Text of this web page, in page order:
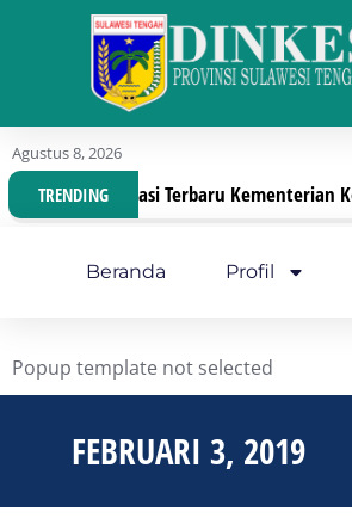
Agustus 8, 2026
TRENDING
Kementerian Kesehatan Juli 30, 2026
Beranda Profil
Popup template not selected
FEBRUARI 3, 2019